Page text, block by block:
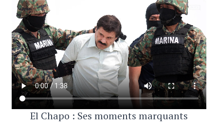
El Chapo : Ses moments marquants